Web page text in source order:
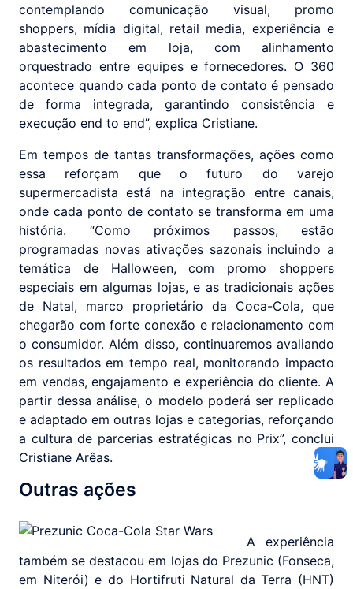
contemplando comunicação visual, promo
shoppers, mídia digital, retail media, experiência e
abastecimento em loja, com alinhamento
orquestrado entre equipes e fornecedores. O 360
acontece quando cada ponto de contato é pensado
de forma integrada, garantindo consistência e
execução end to end”, explica Cristiane.
Em tempos de tantas transformações, ações como
essa reforçam que o futuro do varejo
supermercadista está na integração entre canais,
onde cada ponto de contato se transforma em uma
história. “Como próximos passos, estão
programadas novas ativações sazonais incluindo a
temática de Halloween, com promo shoppers
especiais em algumas lojas, e as tradicionais ações
de Natal, marco proprietário da Coca-Cola, que
chegarão com forte conexão e relacionamento com
o consumidor. Além disso, continuaremos avaliando
os resultados em tempo real, monitorando impacto
em vendas, engajamento e experiência do cliente. A
partir dessa análise, o modelo poderá ser replicado
e adaptado em outras lojas e categorias, reforçando
a cultura de parcerias estratégicas no Prix”, conclui
Cristiane Arêas.
Outras ações
A experiência
também se destacou em lojas do Prezunic (Fonseca,
em Niterói) e do Hortifruti Natural da Terra (HNT)